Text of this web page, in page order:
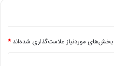
بخش‌های موردنیاز علامت‌گذاری شده‌اند*